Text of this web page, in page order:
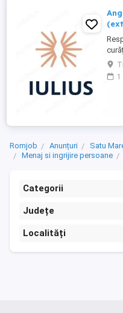
1
Romjob Anunțuri Satu
Menaj si ingrijire persoane
Categorii
Județe
Localități